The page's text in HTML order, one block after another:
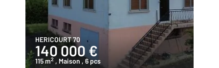
HERICOURT 70
140 000 €
115 m2 , Maison , 6 pcs